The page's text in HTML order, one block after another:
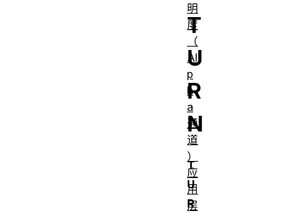
T
U
R
N
T
U
R
明
度
（
Al
p
h
a
通
道
）
应
用
层